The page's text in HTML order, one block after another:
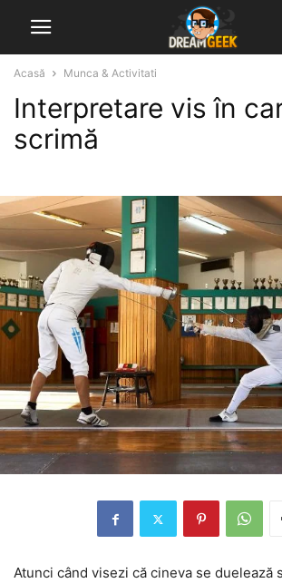
Acasă Munca & Activitati
Interpretare vis în
scrimă
Atunci când visezi că cineva se duelează